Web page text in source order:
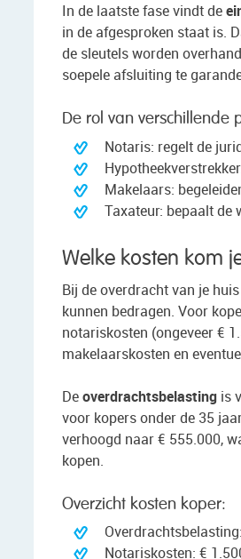
In de laatste fase vindt de
in de afgesproken staat is.
de sleutels worden
soepele afsluiting te
De rol van verschillende
Notaris: regelt de
Makelaars:
Taxateur: bepaalt de
Welke kosten kom
Bij de overdracht van je
kunnen bedragen. Voor
notariskosten (ongeveer €
makelaarskosten en
Deoverdrachtsbelasting is
voor kopers onder de 35
verhoogd naar € 555.000,
kopen.
Overzicht kosten koper:
Notariskosten: €